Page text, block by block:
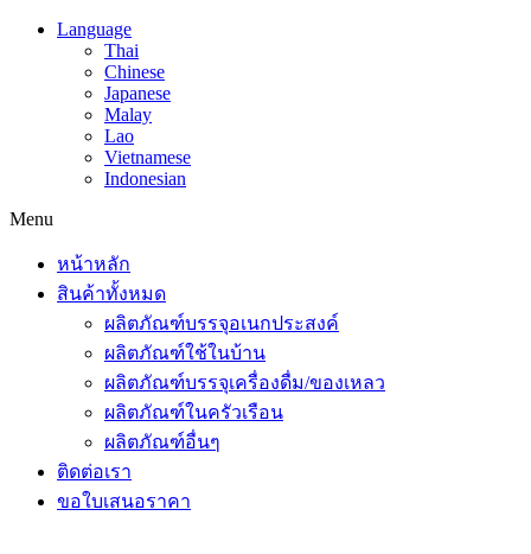
Language
Thai
Chinese
Japanese
Malay
Lao
Vietnamese
Indonesian
Menu
หน้าหลัก
สินค้าทั้งหมด
ผลิตภัณฑ์บรรจุอเนกประสงค์
ผลิตภัณฑ์ใช้ในบ้าน
ผลิตภัณฑ์บรรจุเครื่องดื่ม/ของเหลว
ผลิตภัณฑ์ในครัวเรือน
ผลิตภัณฑ์อื่นๆ
ติดต่อเรา
ขอใบเสนอราคา